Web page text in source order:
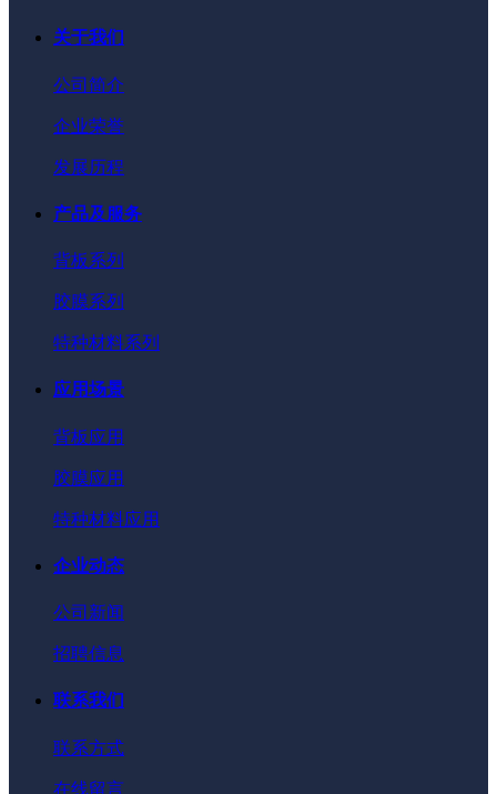
关于我们
公司简介
企业荣誉
发展历程
产品及服务
背板系列
胶膜系列
特种材料系列
应用场景
背板应用
胶膜应用
特种材料应用
企业动态
公司新闻
招聘信息
联系我们
联系方式
在线留言